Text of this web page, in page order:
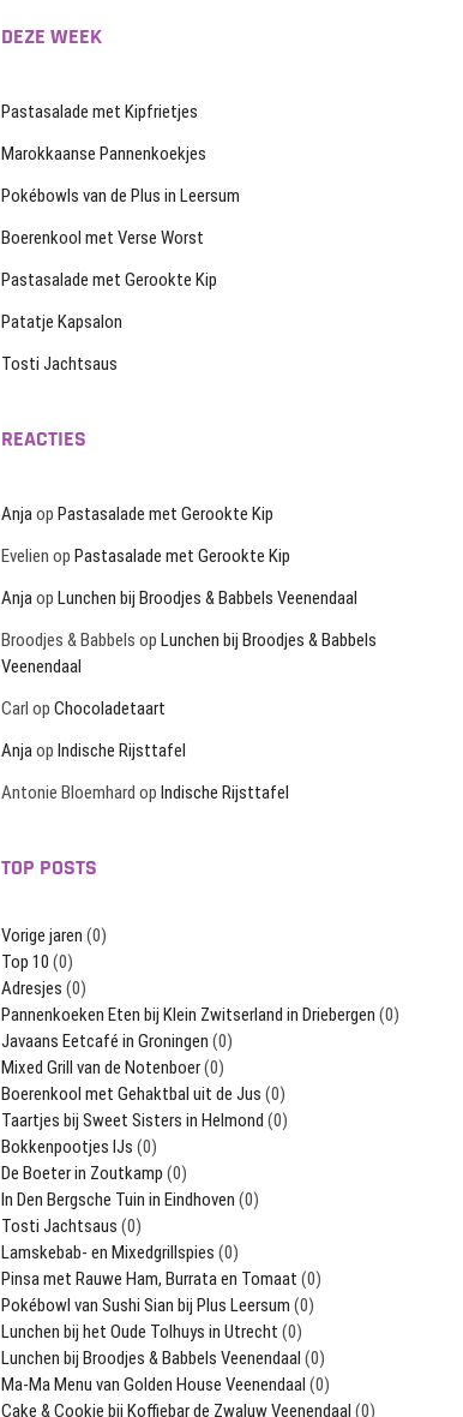
DEZE WEEK
Pastasalade met Kipfrietjes
Marokkaanse Pannenkoekjes
Pokébowls van de Plus in Leersum
Boerenkool met Verse Worst
Pastasalade met Gerookte Kip
Patatje Kapsalon
Tosti Jachtsaus
REACTIES
Anjaop Pastasalade met Gerookte Kip
Evelien op Pastasalade met Gerookte Kip
Anjaop Lunchen bij Broodjes & Babbels Veenendaal
Broodjes & Babbels op Lunchen bij Broodjes & Babbels
Veenendaal
Carl op Chocoladetaart
Anjaop Indische Rijsttafel
Antonie Bloemhard op Indische Rijsttafel
TOP POSTS
Vorige jaren (0)
Top 10 (0)
Adresjes (0)
Pannenkoeken Eten bij Klein Zwitserland in Driebergen (0)
Javaans Eetcafé in Groningen (0)
Mixed Grill van de Notenboer(0)
Boerenkool met Gehaktbal uit de Jus (0)
Taartjes bij Sweet Sisters in Helmond (0)
Bokkenpootjes IJs (0)
De Boeter in Zoutkamp (0)
In Den Bergsche Tuin in Eindhoven (0)
Tosti Jachtsaus (0)
Lamskebab- en Mixedgrillspies (0)
Pinsa met Rauwe Ham, Burrata en Tomaat (0)
Pokébowl van Sushi Sian bij Plus Leersum (0)
Lunchen bij het Oude Tolhuys in Utrecht (0)
Lunchen bij Broodjes & Babbels Veenendaal (0)
Ma-Ma Menu van Golden House Veenendaal (0)
Cake & Cookie bij Koffiebar de Zwaluw Veenendaal (0)